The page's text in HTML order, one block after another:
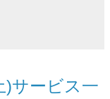
)サービス一